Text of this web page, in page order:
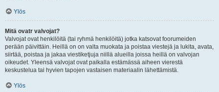
Ylös
Mitä ovatr valvojat?
Valvojat ovat henkilöitä (tai ryhmä henkilöitä) jotka katsovat foorumeiden
perään päivittäin. Heillä on on valta muokata ja poistaa viestejä ja lukita, avata,
siirtää, poistaa ja jakaa viestiketjuja niillä alueilla joissa heillä on valvojan
oikeudet. Yleensä valvojat ovat paikalla estämässä aiheen vierestä
keskustelua tai hyvien tapojen vastaisen materiaalin lähettämistä.
Ylös